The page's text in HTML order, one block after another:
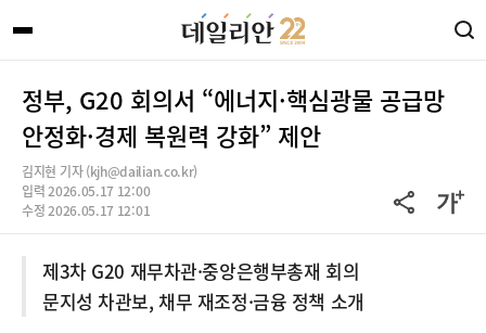
정부, G20 회의서 “에너지·핵심광물 공급망
안정화·경제 복원력 강화” 제안
김지현 기자 (kjh@dailian.co.kr)
입력 2026.05.17 12:00
수정 2026.05.17 12:01
제3차 G20 재무차관·중앙은행부총재 회의
문지성 차관보, 채무 재조정·금융 정책 소개